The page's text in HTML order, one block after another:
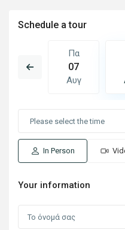
Schedule a tour
Πα
07
Αυγ
In Person
Your information